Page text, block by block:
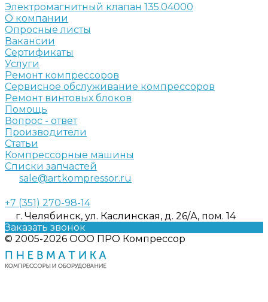
Электромагнитный клапан 135.04000
О компании
Опросные листы
Вакансии
Сертификаты
Услуги
Ремонт компрессоров
Сервисное обслуживание компрессоров
Ремонт винтовых блоков
Помощь
Вопрос - ответ
Производители
Статьи
Компрессорные машины
Списки запчастей
sale@artkompressor.ru
+7 (351) 270-98-14
г. Челябинск, ул. Каслинская, д. 26/А, пом. 14
Заказать звонок
© 2005-2026 ООО ПРО Компрессор